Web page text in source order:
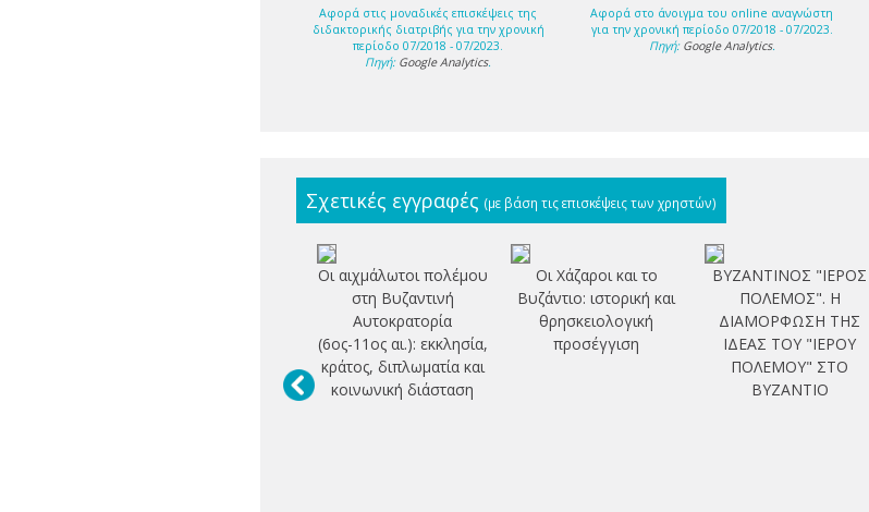
Αφορά στις μοναδικές επισκέψεις της
διδακτορικής διατριβής για την χρονική
περίοδο 07/2018 - 07/2023.
Πηγή: Google Analytics.
Αφορά στο άνοιγμα του online αναγνώστη
για την χρονική περίοδο 07/2018 - 07/2023.
Πηγή: Google Analytics.
Σχετικές εγγραφές (με βάση τις επισκέψεις των χρηστών)
Οι αιχμάλωτοι πολέμου
στη Βυζαντινή
Αυτοκρατορία
(6ος-11ος αι.): εκκλησία,
κράτος, διπλωματία και
κοινωνική διάσταση
Οι Χάζαροι και το
Βυζάντιο: ιστορική και
θρησκειολογική
προσέγγιση
ΒΥΖΑΝΤΙΝΟΣ "ΙΕΡΟΣ
ΠΟΛΕΜΟΣ". Η
ΔΙΑΜΟΡΦΩΣΗ ΤΗΣ
ΙΔΕΑΣ ΤΟΥ "ΙΕΡΟΥ
ΠΟΛΕΜΟΥ" ΣΤΟ
ΒΥΖΑΝΤΙΟ